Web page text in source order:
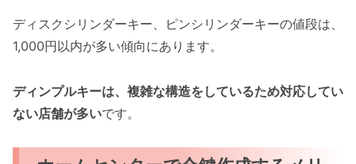
ディスクシリンダーキー、ピンシリンダーキーの値段は、
1,000円以内が多い傾向にあります。
ディンプルキーは、複雑な構造をしているため対応してい
ない店舗が多いです。